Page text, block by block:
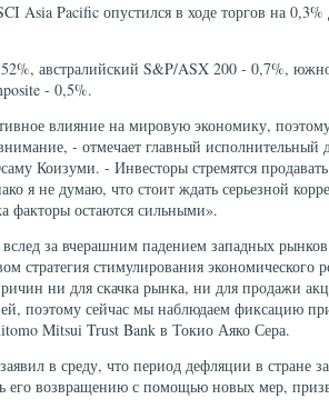
Asia Pacific опустился в ходе торгов на 0,3%
австралийский S&P/ASX 200 - 0,7%,
- 0,5%.
влияние на мировую экономику,
- отмечает главный исполнительный
Коизуми. - Инвесторы стремятся
я не думаю, что стоит ждать серьезной
факторы остаются сильными».
за вчерашним падением западных
стратегия стимулирования экономического
ни для скачка рынка, ни для продажи
поэтому сейчас мы наблюдаем фиксацию
Mitsui Trust Bank в Токио Аяко Сера.
в среду, что период дефляции в стране
его возвращению с помощью новых мер,